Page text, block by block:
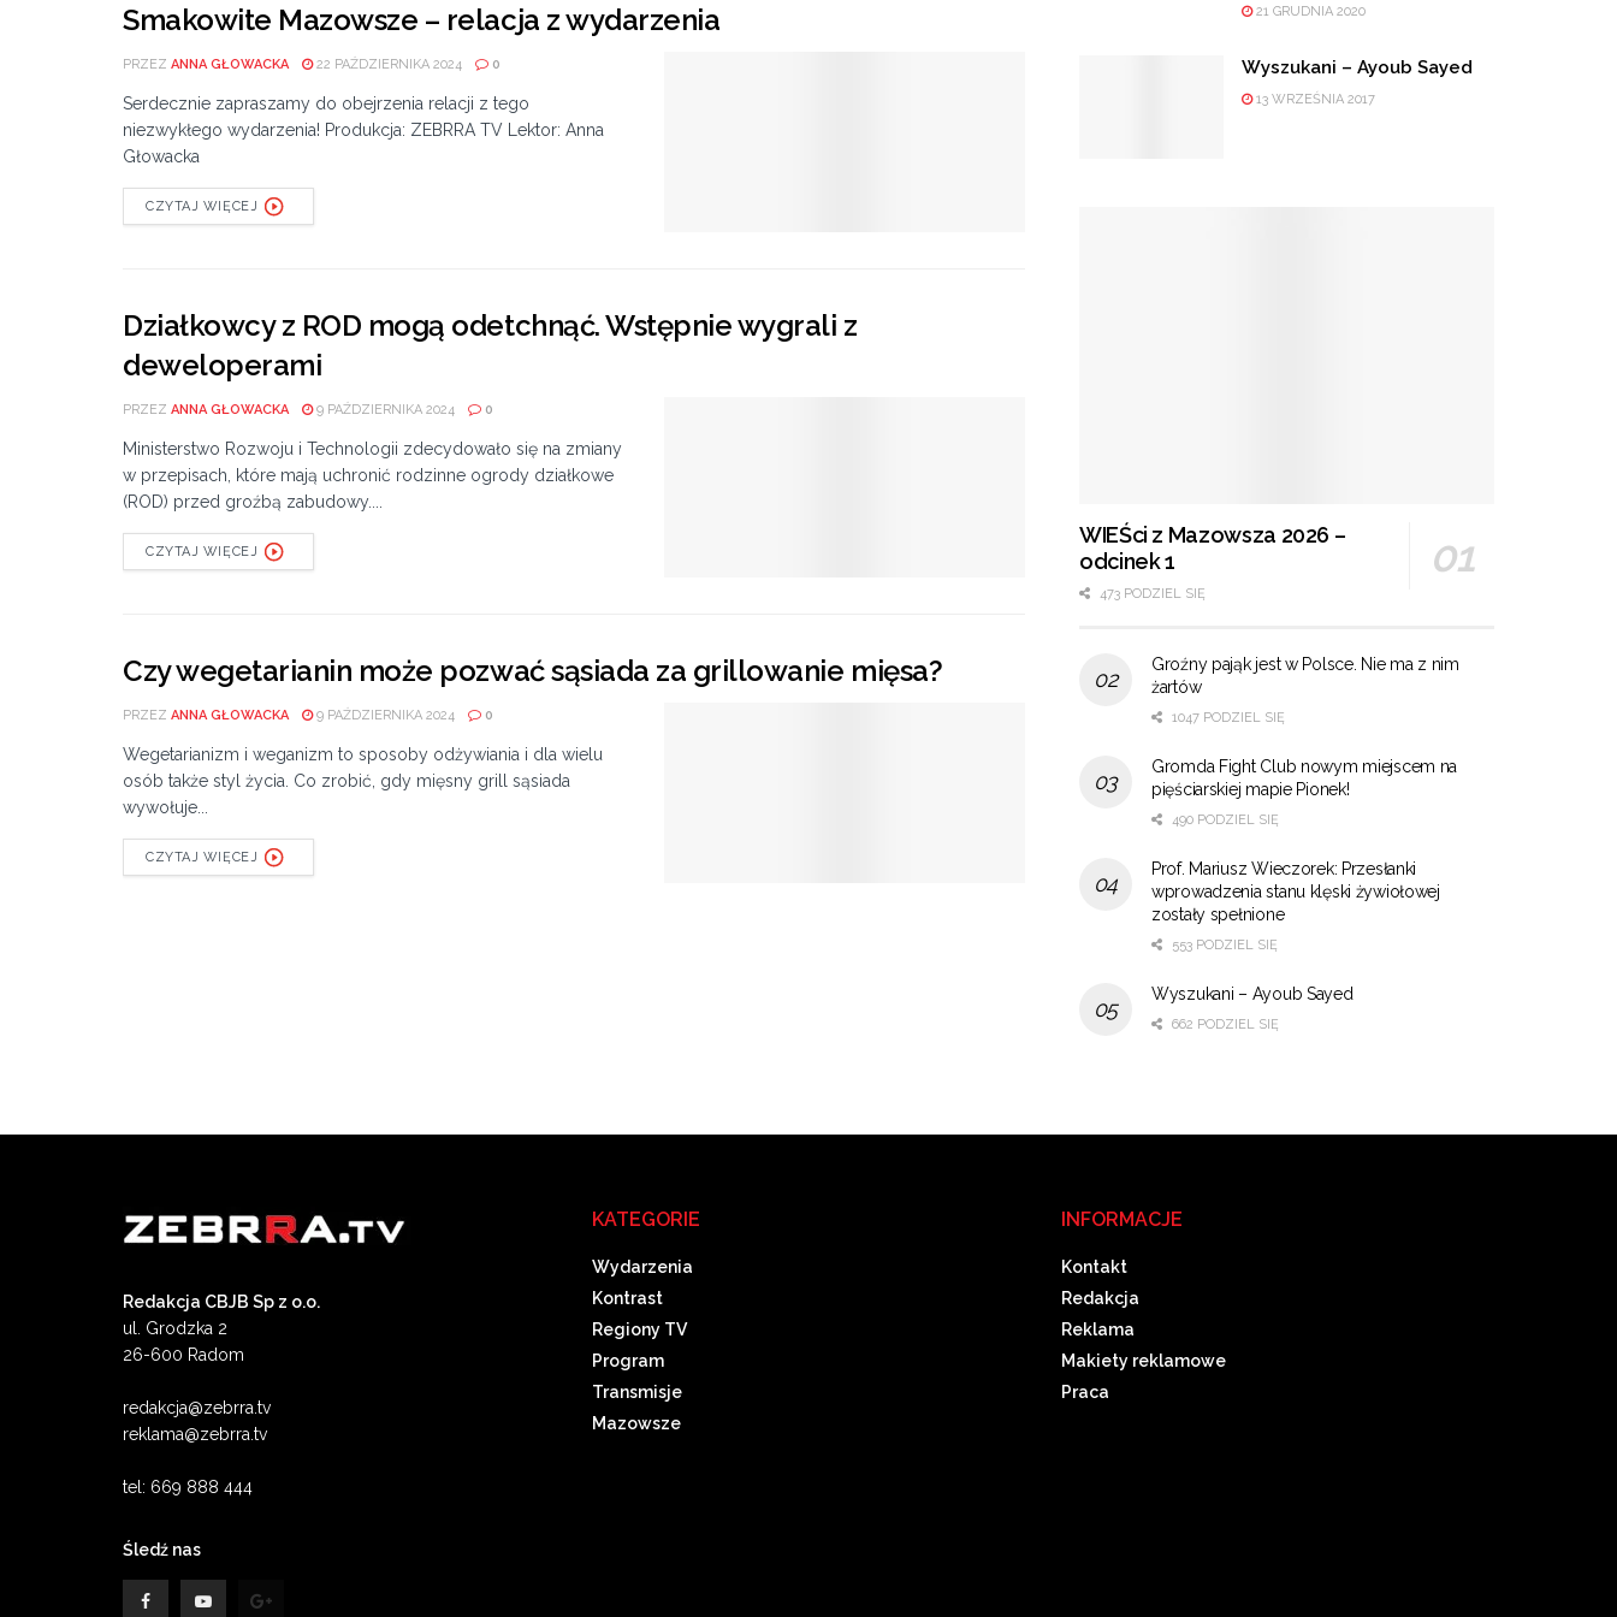
Smakowite Mazowsze – relacja z wydarzenia
PRZEZ ANNA GŁOWACKA 22 PAŹDZIERNIKA 2024 0
Serdecznie zapraszamy do obejrzenia relacji z tego
niezwykłego wydarzenia! Produkcja: ZEBRRA TV Lektor: Anna
Głowacka
CZYTAJ WIĘCEJ
Działkowcy z ROD mogą odetchnąć. Wstępnie wygrali z
deweloperami
PRZEZ ANNA GŁOWACKA 9 PAŹDZIERNIKA 2024 0
Ministerstwo Rozwoju i Technologii zdecydowało się na zmiany
w przepisach, które mają uchronić rodzinne ogrody działkowe
(ROD) przed groźbą zabudowy....
CZYTAJ WIĘCEJ
Czy wegetarianin może pozwać sąsiada za grillowanie mięsa?
PRZEZ ANNA GŁOWACKA 9 PAŹDZIERNIKA 2024 0
Wegetarianizm i weganizm to sposoby odżywiania i dla wielu
osób także styl życia. Co zrobić, gdy mięsny grill sąsiada
wywołuje...
CZYTAJ WIĘCEJ
21 GRUDNIA 2020
Wyszukani – Ayoub Sayed
13 WRZEŚNIA 2017
WIEŚci z Mazowsza 2026 –
odcinek 1
473 PODZIEL SIĘ
Groźny pająk jest w Polsce. Nie ma z nim
żartów
1047 PODZIEL SIĘ
Gromda Fight Club nowym miejscem na
pięściarskiej mapie Pionek!
490 PODZIEL SIĘ
Prof. Mariusz Wieczorek: Przesłanki
wprowadzenia stanu klęski żywiołowej
zostały spełnione
553 PODZIEL SIĘ
Wyszukani – Ayoub Sayed
662 PODZIEL SIĘ
Redakcja CBJB Sp z o.o.
ul. Grodzka 2
26-600 Radom
redakcja@zebrra.tv
reklama@zebrra.tv
tel: 669 888 444
Śledź nas
KATEGORIE
Wydarzenia
Kontrast
Regiony TV
Program
Transmisje
Mazowsze
INFORMACJE
Kontakt
Redakcja
Reklama
Makiety reklamowe
Praca